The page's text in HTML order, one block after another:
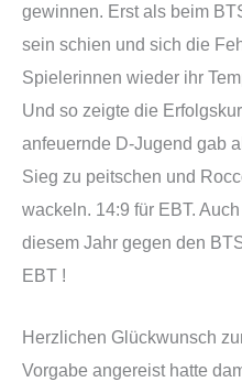
gewinnen. Erst als beim
sein schien und sich die
Spielerinnen wieder ihr
Und so zeigte die
anfeuernde D-Jugend gab
Sieg zu peitschen und
wackeln. 14:9 für EBT.
diesem Jahr gegen den
EBT !
Herzlichen Glückwunsch
Vorgabe angereist hatte